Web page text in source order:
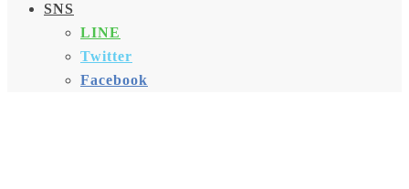
SNS
LINE
Twitter
Facebook